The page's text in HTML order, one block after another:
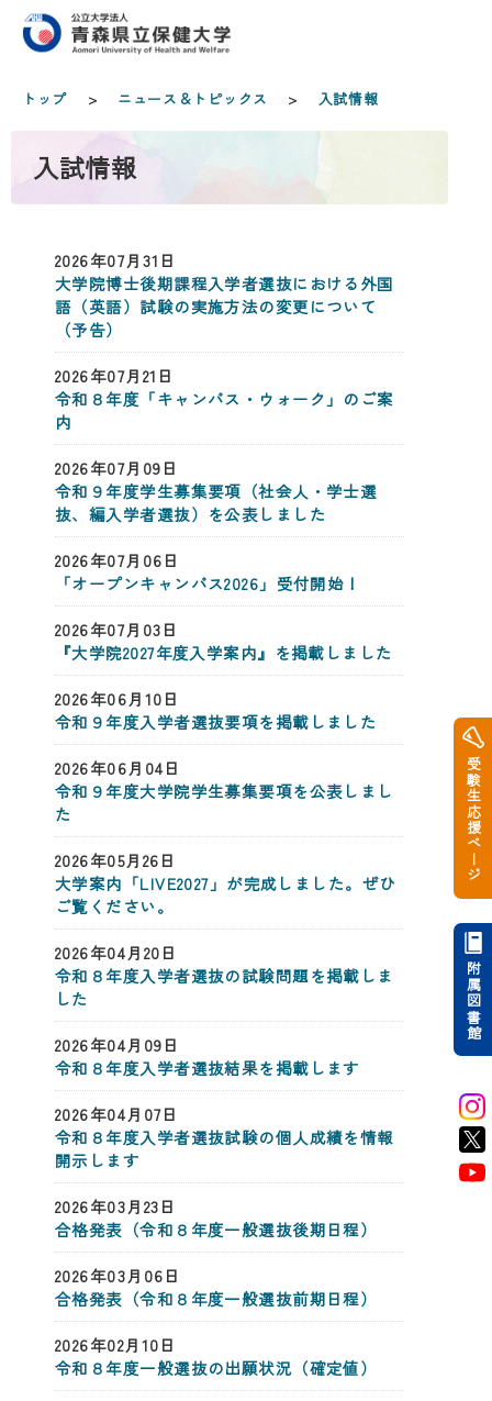
トップ > ニュース＆トピックス > 入試情報
入試情報
2026年07月31日
大学院博士後期課程入学者選抜における外国
語（英語）試験の実施方法の変更について
（予告）
2026年07月21日
令和８年度「キャンパス・ウォーク」のご案
内
2026年07月09日
令和９年度学生募集要項（社会人・学士選
抜、編入学者選抜）を公表しました
2026年07月06日
「オープンキャンパス2026」受付開始！
2026年07月03日
『大学院2027年度入学案内』を掲載しました
2026年06月10日
令和９年度入学者選抜要項を掲載しました
2026年06月04日
令和９年度大学院学生募集要項を公表しまし
た
2026年05月26日
大学案内「LIVE2027」が完成しました。ぜひ
ご覧ください。
2026年04月20日
令和８年度入学者選抜の試験問題を掲載しま
した
2026年04月09日
令和８年度入学者選抜結果を掲載します
2026年04月07日
令和８年度入学者選抜試験の個人成績を情報
開示します
2026年03月23日
合格発表（令和８年度一般選抜後期日程）
2026年03月06日
合格発表（令和８年度一般選抜前期日程）
2026年02月10日
令和８年度一般選抜の出願状況（確定値）
受験生応援ページ
附属図書館